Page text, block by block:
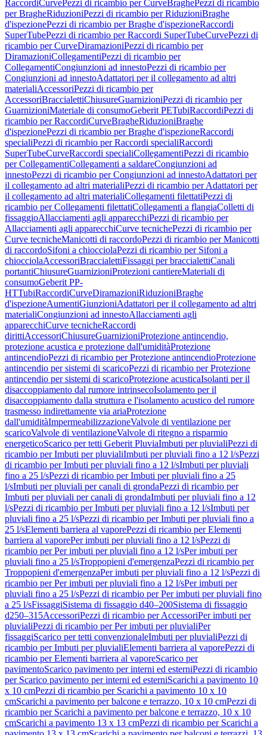
RaccordiCurvePezzi di ricambio per CurveBraghePezzi di ricambio
per BragheRiduzioniPezzi di ricambio per RiduzioniBraghe
d'ispezionePezzi di ricambio per Braghe d'ispezioneRaccordi
SuperTubePezzi di ricambio per Raccordi SuperTubeCurvePezzi di
ricambio per CurveDiramazioniPezzi di ricambio per
DiramazioniCollegamentiPezzi di ricambio per
CollegamentiCongiunzioni ad innestoPezzi di ricambio per
Congiunzioni ad innestoAdattatori per il collegamento ad altri
materialiAccessoriPezzi di ricambio per
AccessoriBraccialettiChiusureGuarnizioniPezzi di ricambio per
GuarnizioniMateriale di consumoGeberit PETubiRaccordiPezzi di
ricambio per RaccordiCurveBragheRiduzioniBraghe
d'ispezionePezzi di ricambio per Braghe d'ispezioneRaccordi
specialiPezzi di ricambio per Raccordi specialiRaccordi
SuperTubeCurveRaccordi specialiCollegamentiPezzi di ricambio
per CollegamentiCollegamenti a saldareCongiunzioni ad
innestoPezzi di ricambio per Congiunzioni ad innestoAdattatori per
il collegamento ad altri materialiPezzi di ricambio per Adattatori per
il collegamento ad altri materialiCollegamenti filettatiPezzi di
ricambio per Collegamenti filettatiCollegamenti a flangiaColletti di
fissaggioAllacciamenti agli apparecchiPezzi di ricambio per
Allacciamenti agli apparecchiCurve tecnichePezzi di ricambio per
Curve tecnicheManicotti di raccordoPezzi di ricambio per Manicotti
di raccordoSifoni a chiocciolaPezzi di ricambio per Sifoni a
chiocciolaAccessoriBraccialettiFissaggi per braccialettiCanali
portantiChiusureGuarnizioniProtezioni cantiereMateriali di
consumoGeberit PP-
HTTubiRaccordiCurveDiramazioniRiduzioniBraghe
d'ispezioneAumentiGiunzioniAdattatori per il collegamento ad altri
materialiCongiunzioni ad innestoAllacciamenti agli
apparecchiCurve tecnicheRaccordi
dirittiAccessoriChiusureGuarnizioniProtezione antincendio,
protezione acustica e protezione dall'umiditàProtezione
antincendioPezzi di ricambio per Protezione antincendioProtezione
antincendio per sistemi di scaricoPezzi di ricambio per Protezione
antincendio per sistemi di scaricoProtezione acusticaIsolanti per il
disaccoppiamento dal rumore intrinsecoIsolamento per il
disaccoppiamento dalla struttura e l'isolamento acustico del rumore
trasmesso indirettamente via ariaProtezione
dall'umiditàImpermeabilizzazioneValvole di ventilazione per
scaricoValvole di ventilazioneValvole di ritegno a risparmio
energeticoScarico per tetti Geberit PluviaImbuti per pluvialiPezzi di
ricambio per Imbuti per pluvialiImbuti per pluviali fino a 12 l/sPezzi
di ricambio per Imbuti per pluviali fino a 12 l/sImbuti per pluviali
fino a 25 l/sPezzi di ricambio per Imbuti per pluviali fino a 25
l/sImbuti per pluviali per canali di grondaPezzi di ricambio per
Imbuti per pluviali per canali di grondaImbuti per pluviali fino a 12
l/sPezzi di ricambio per Imbuti per pluviali fino a 12 l/sImbuti per
pluviali fino a 25 l/sPezzi di ricambio per Imbuti per pluviali fino a
25 l/sElementi barriera al vaporePezzi di ricambio per Elementi
barriera al vaporePer imbuti per pluviali fino a 12 l/sPezzi di
ricambio per Per imbuti per pluviali fino a 12 l/sPer imbuti per
pluviali fino a 25 l/sTroppopieni d'emergenzaPezzi di ricambio per
Troppopieni d'emergenzaPer imbuti per pluviali fino a 12 l/sPezzi di
ricambio per Per imbuti per pluviali fino a 12 l/sPer imbuti per
pluviali fino a 25 l/sPezzi di ricambio per Per imbuti per pluviali fino
a 25 l/sFissaggiSistema di fissaggio d40–200Sistema di fissaggio
d250–315AccessoriPezzi di ricambio per AccessoriPer imbuti per
pluvialiPezzi di ricambio per Per imbuti per pluvialiPer
fissaggiScarico per tetti convenzionaleImbuti per pluvialiPezzi di
ricambio per Imbuti per pluvialiElementi barriera al vaporePezzi di
ricambio per Elementi barriera al vaporeScarico per
pavimentoScarico pavimento per interni ed esterniPezzi di ricambio
per Scarico pavimento per interni ed esterniScarichi a pavimento 10
x 10 cmPezzi di ricambio per Scarichi a pavimento 10 x 10
cmScarichi a pavimento per balcone e terrazzo, 10 x 10 cmPezzi di
ricambio per Scarichi a pavimento per balcone e terrazzo, 10 x 10
cmScarichi a pavimento 13 x 13 cmPezzi di ricambio per Scarichi a